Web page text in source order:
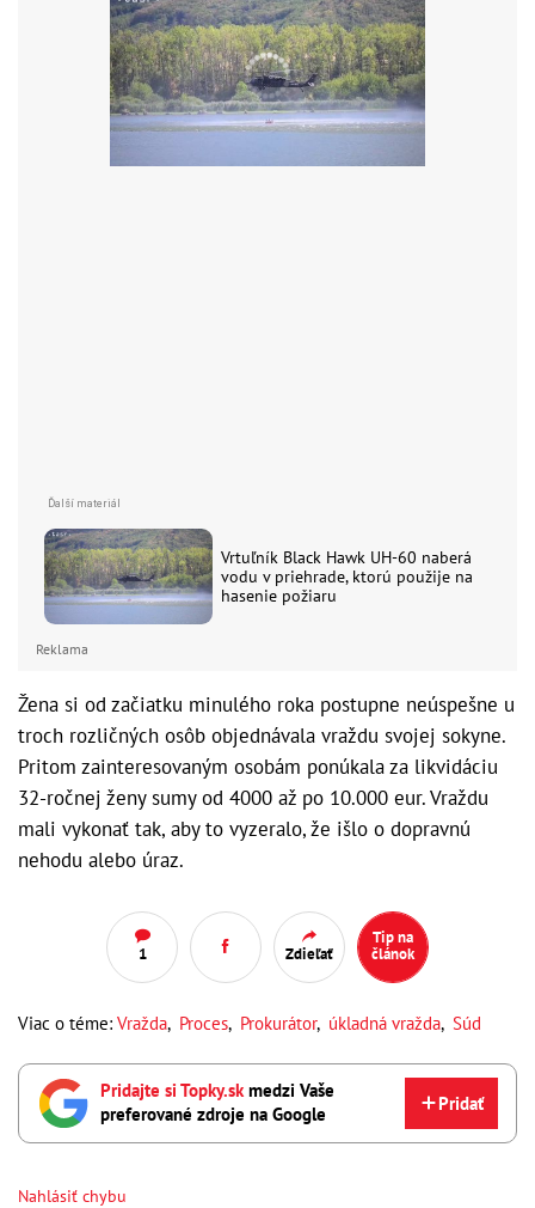
Vrtuľník Black Hawk UH-60 naberá
vodu v priehrade, ktorú použije na
hasenie požiaru
Reklama
Žena si od začiatku minulého roka postupne neúspešne u
troch rozličných osôb objednávala vraždu svojej sokyne.
Pritom zainteresovaným osobám ponúkala za likvidáciu
32-ročnej ženy sumy od 4000 až po 10.000 eur. Vraždu
mali vykonať tak, aby to vyzeralo, že išlo o dopravnú
nehodu alebo úraz.
1 Zdieľať
Tip na
článok
Viac o téme: Vražda, Proces, Prokurátor, úkladná vražda, Súd
Pridajte si Topky.skmedzi Vaše
preferované zdroje na Google
Pridať
Nahlásiť chybu